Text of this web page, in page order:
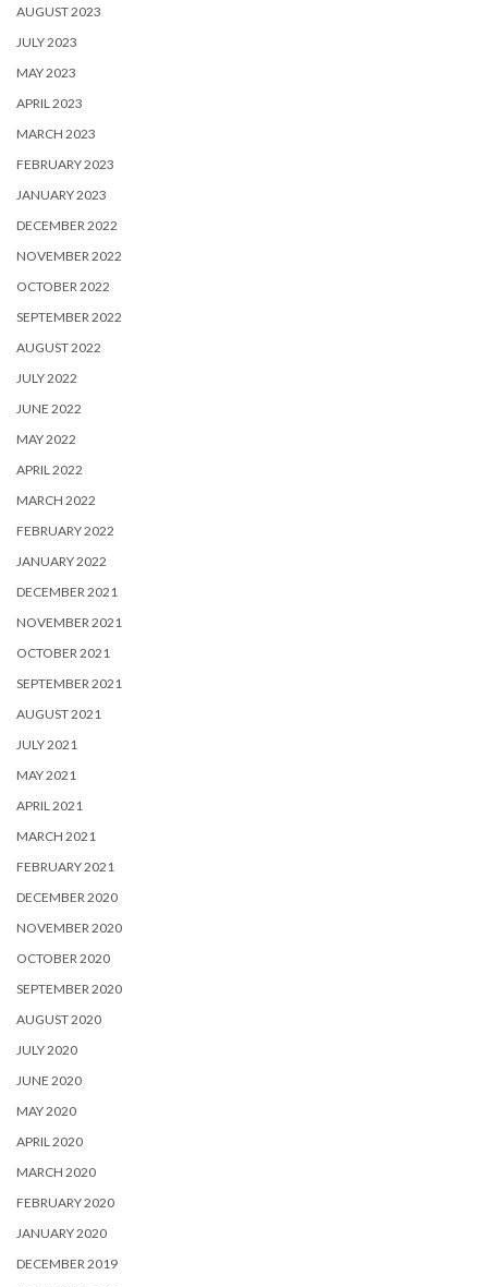
AUGUST 2023
JULY 2023
MAY 2023
APRIL 2023
MARCH 2023
FEBRUARY 2023
JANUARY 2023
DECEMBER 2022
NOVEMBER 2022
OCTOBER 2022
SEPTEMBER 2022
AUGUST 2022
JULY 2022
JUNE 2022
MAY 2022
APRIL 2022
MARCH 2022
FEBRUARY 2022
JANUARY 2022
DECEMBER 2021
NOVEMBER 2021
OCTOBER 2021
SEPTEMBER 2021
AUGUST 2021
JULY 2021
MAY 2021
APRIL 2021
MARCH 2021
FEBRUARY 2021
DECEMBER 2020
NOVEMBER 2020
OCTOBER 2020
SEPTEMBER 2020
AUGUST 2020
JULY 2020
JUNE 2020
MAY 2020
APRIL 2020
MARCH 2020
FEBRUARY 2020
JANUARY 2020
DECEMBER 2019